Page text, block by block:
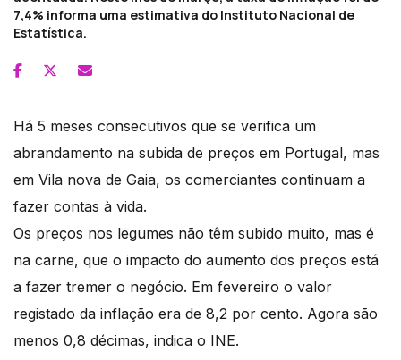
7,4% informa uma estimativa do Instituto Nacional de
Estatística.
Há 5 meses consecutivos que se verifica um
abrandamento na subida de preços em Portugal, mas
em Vila nova de Gaia, os comerciantes continuam a
fazer contas à vida.
Os preços nos legumes não têm subido muito, mas é
na carne, que o impacto do aumento dos preços está
a fazer tremer o negócio. Em fevereiro o valor
registado da inflação era de 8,2 por cento. Agora são
menos 0,8 décimas, indica o INE.